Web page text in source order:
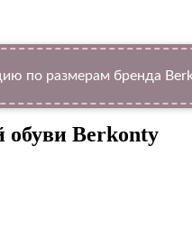
по размерам бренда
обуви Berkonty